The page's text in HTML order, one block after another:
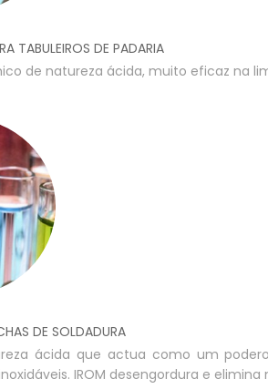
TABULEIROS DE PADARIA
de natureza ácida, muito eficaz na
DE SOLDADURA
ácida que actua como um
IROM desengordura e